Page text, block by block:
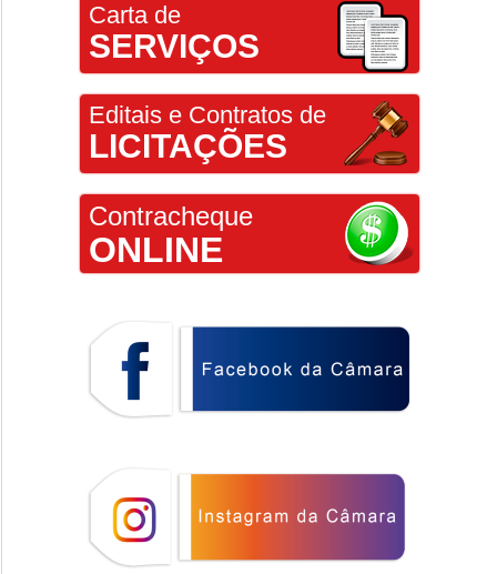
Carta de
SERVIÇOS
Editais e Contratos de
LICITAÇÕES
Contracheque
ONLINE